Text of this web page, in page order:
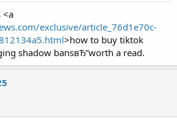
<a
exclusive/article_76d1e70c-
>how to buy tiktok
shadow bansвЂ”worth a read.